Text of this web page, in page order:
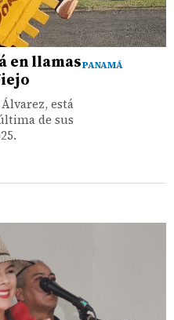
PANAMÁ
en llamas
está
de sus